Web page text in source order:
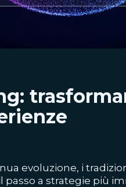
evoluzione, i
a strategie più